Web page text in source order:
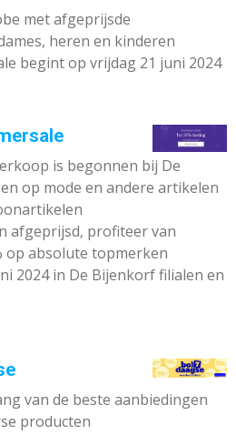
met afgeprijsde
heren en kinderen
begint op vrijdag 21 juni 2024
is begonnen bij De
op mode en andere artikelen
afgeprijsd, profiteer van
op absolute topmerken
2024 in De Bijenkorf filialen en
van de beste aanbiedingen
producten